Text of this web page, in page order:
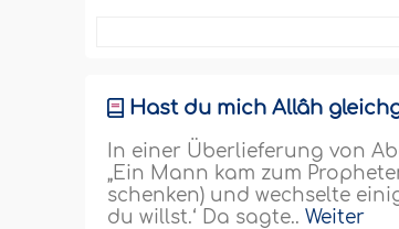
Hast du mich Allâh
In einer Überlieferung von
„Ein Mann kam zum
schenken) und wechselte
du willst.‘ Da sagte..Weiter